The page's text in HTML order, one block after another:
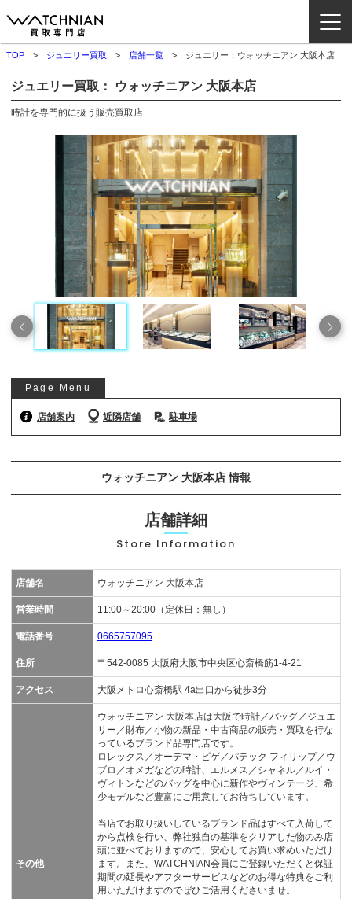
ブランドから探す
取扱いカテゴリ
よくある質問
お役立ち情報
お問い合わせ
0120-954-800
(11:00～20:00年中無休)
メール査定はこちらから
TOP ジュエリー買取 店舗一覧 ジュエリー：ウォッチニアン 大阪本店
ジュエリー買取： ウォッチニアン 大阪本店
時計を専門的に扱う販売買取店
Page Menu
店舗案内 近隣店舗 駐車場
ウォッチニアン 大阪本店 情報
店舗詳細
Store Information
店舗名 ウォッチニアン 大阪本店
営業時間 11:00～20:00（定休日：無し）
電話番号 0665757095
住所 〒542-0085 大阪府大阪市中央区心斎橋筋1-4-21
アクセス 大阪メトロ心斎橋駅 4a出口から徒歩3分
その他
ウォッチニアン 大阪本店は大阪で時計／バッグ／ジュエ
リー／財布／小物の新品・中古商品の販売・買取を行な
っているブランド品専門店です。
ロレックス／オーデマ・ピゲ／パテック フィリップ／ウ
ブロ／オメガなどの時計、エルメス／シャネル／ルイ・
ヴィトンなどのバッグを中心に新作やヴィンテージ、希
少モデルなど豊富にご用意してお待ちしています。
当店でお取り扱いしているブランド品はすべて入荷して
から点検を行い、弊社独自の基準をクリアした物のみ店
頭に並べておりますので、安心してお買い求めいただけ
ます。また、WATCHNIAN会員にご登録いただくと保証
期間の延長やアフターサービスなどのお得な特典をご利
用いただけますのでぜひご活用くださいませ。